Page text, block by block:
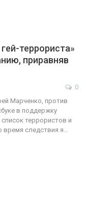
террориста»
приравняв
0
Марченко, против
в поддержку
террористов и
следствия я…